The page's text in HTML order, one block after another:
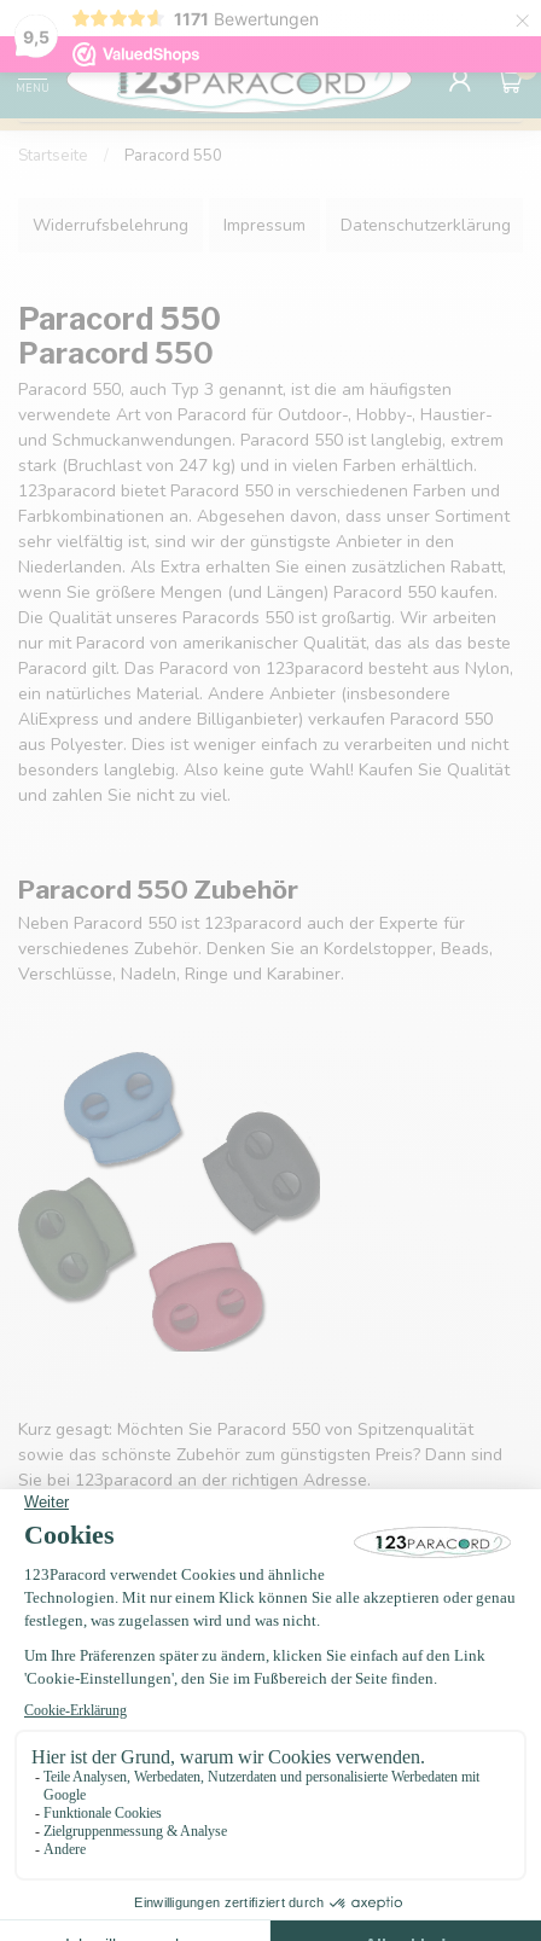
9,5
1171 Bewertungen ×
Kostenlose Lieferung nach Hause ab 150 €
MENU
0
Startseite Paracord 550
Widerrufsbelehrung Impressum Datenschutzerklärung
Paracord 550
Paracord 550
Paracord 550, auch Typ 3 genannt, ist die am häufigsten
verwendete Art von Paracord für Outdoor-, Hobby-, Haustier-
und Schmuckanwendungen. Paracord 550 ist langlebig, extrem
stark (Bruchlast von 247 kg) und in vielen Farben erhältlich.
123paracord bietet Paracord 550 in verschiedenen Farben und
Farbkombinationen an. Abgesehen davon, dass unser Sortiment
sehr vielfältig ist, sind wir der günstigste Anbieter in den
Niederlanden. Als Extra erhalten Sie einen zusätzlichen Rabatt,
wenn Sie größere Mengen (und Längen) Paracord 550 kaufen.
Die Qualität unseres Paracords 550 ist großartig. Wir arbeiten
nur mit Paracord von amerikanischer Qualität, das als das beste
Paracord gilt. Das Paracord von 123paracord besteht aus Nylon,
ein natürliches Material. Andere Anbieter (insbesondere
AliExpress und andere Billiganbieter) verkaufen Paracord 550
aus Polyester. Dies ist weniger einfach zu verarbeiten und nicht
besonders langlebig. Also keine gute Wahl! Kaufen Sie Qualität
und zahlen Sie nicht zu viel.
Paracord 550 Zubehör
Neben Paracord 550 ist 123paracord auch der Experte für
verschiedenes Zubehör. Denken Sie an Kordelstopper, Beads,
Verschlüsse, Nadeln, Ringe und Karabiner.
Kurz gesagt: Möchten Sie Paracord 550 von Spitzenqualität
sowie das schönste Zubehör zum günstigsten Preis? Dann sind
Sie bei 123paracord an der richtigen Adresse.
Direkte Links
Paracord 550 Einfarbig
Paracord 550 Mehrfarbig
Paracord 550 Neon
Paracord 550